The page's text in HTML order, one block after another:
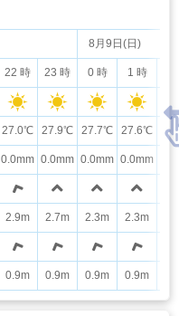
8月9日(日)
22 時 23 時 0 時 1 時
27.0℃ 27.9℃ 27.7℃ 27.6℃
0.0mm 0.0mm 0.0mm 0.0mm
2.9m 2.7m 2.3m 2.3m
0.9m 0.9m 0.9m 0.9m